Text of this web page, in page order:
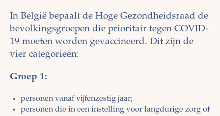
In België bepaalt de Hoge Gezondheidsraad de
bevolkingsgroepen die prioritair tegen COVID-
19 moeten worden gevaccineerd. Dit zijn de
vier categorieën:
Groep 1:
personen vanaf vijfenzestig jaar;
personen die in een instelling voor langdurige zorg of